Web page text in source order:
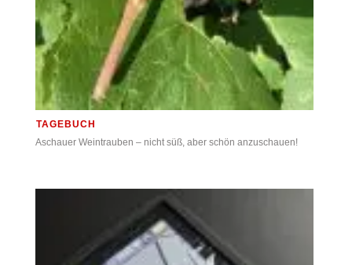
TAGEBUCH
Aschauer Weintrauben – nicht süß, aber schön anzuschauen!